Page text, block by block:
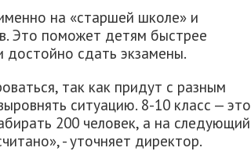
на «старшей школе» и
Это поможет детям быстрее
достойно сдать экзамены.
так как придут с разным
ситуацию. 8-10 класс — это
200 человек, а на следующий
- уточняет директор.